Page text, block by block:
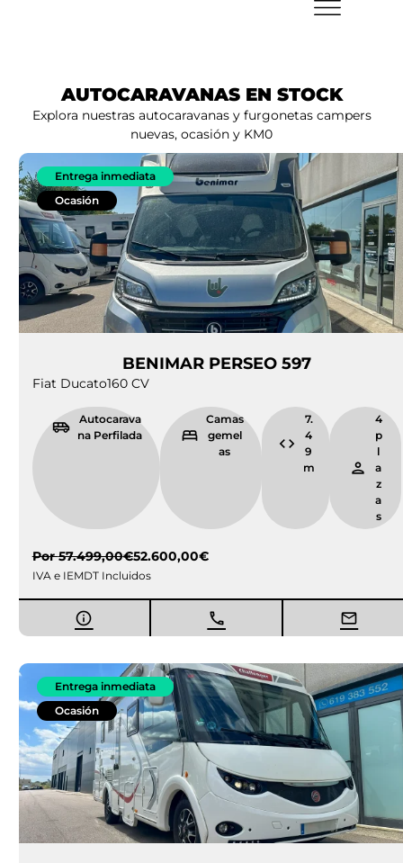
AUTOCARAVANAS EN STOCK
Explora nuestras autocaravanas y furgonetas campers
nuevas, ocasión y KM0
Entrega inmediata
Ocasión
BENIMAR PERSEO 597
Fiat Ducato160 CV
Autocarava
na Perfilada
Camas
gemel
as
7.
4
9
m
4
p
l
a
z
a
s
Por57.499,00€52.600,00€
IVA e IEMDT Incluidos
Entrega inmediata
Ocasión